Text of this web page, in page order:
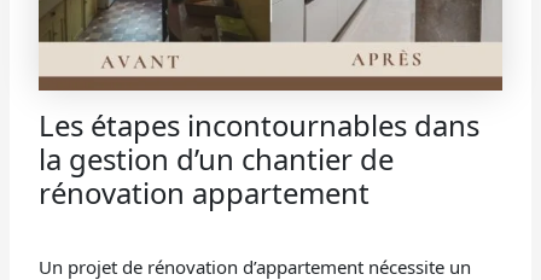
Les étapes incontournables dans
la gestion d’un chantier de
rénovation appartement
Un projet de rénovation d’appartement nécessite un